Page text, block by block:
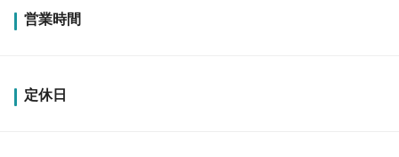
営業時間
定休日